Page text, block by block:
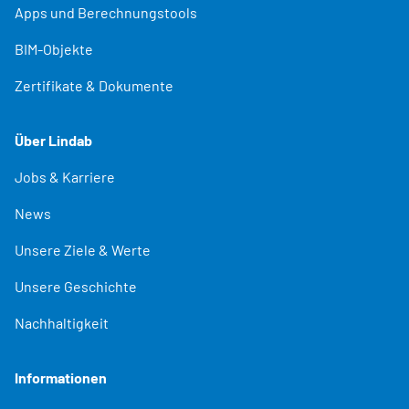
Apps und Berechnungstools
BIM-Objekte
Zertifikate & Dokumente
Über Lindab
Jobs & Karriere
News
Unsere Ziele & Werte
Unsere Geschichte
Nachhaltigkeit
Informationen